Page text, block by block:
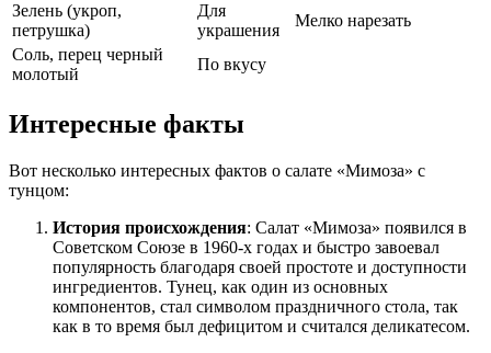
Зелень (укроп,
петрушка)
Для
украшения
Мелко нарезать
Соль, перец черный
молотый
По вкусу
Интересные факты
Вот несколько интересных фактов о салате «Мимоза» с
тунцом:
История происхождения: Салат «Мимоза» появился в
Советском Союзе в 1960-х годах и быстро завоевал
популярность благодаря своей простоте и доступности
ингредиентов. Тунец, как один из основных
компонентов, стал символом праздничного стола, так
как в то время был дефицитом и считался деликатесом.